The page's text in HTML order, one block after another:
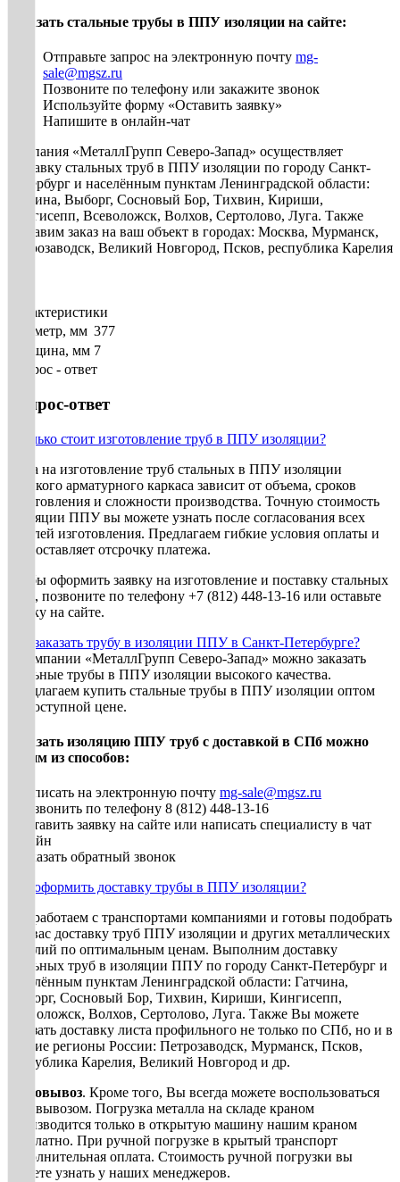
Заказать стальные трубы в ППУ изоляции на сайте:
Отправьте запрос на электронную почту mg-
sale@mgsz.ru
Позвоните по телефону или закажите звонок
Используйте форму «Оставить заявку»
Напишите в онлайн-чат
Компания «МеталлГрупп Северо-Запад» осуществляет
доставку стальных труб в ППУ изоляции по городу Санкт-
Петербург и населённым пунктам Ленинградской области:
Гатчина, Выборг, Сосновый Бор, Тихвин, Кириши,
Кингисепп, Всеволожск, Волхов, Сертолово, Луга. Также
доставим заказ на ваш объект в городах: Москва, Мурманск,
Петрозаводск, Великий Новгород, Псков, республика Карелия
Характеристики
Диаметр, мм 377
Толщина, мм 7
Вопрос - ответ
Вопрос-ответ
Сколько стоит изготовление труб в ППУ изоляции?
Цена на изготовление труб стальных в ППУ изоляции
плоского арматурного каркаса зависит от объема, сроков
изготовления и сложности производства. Точную стоимость
изоляции ППУ вы можете узнать после согласования всех
деталей изготовления. Предлагаем гибкие условия оплаты и
предоставляет отсрочку платежа.
Чтобы оформить заявку на изготовление и поставку стальных
труб, позвоните по телефону +7 (812) 448-13-16 или оставьте
заявку на сайте.
Как заказать трубу в изоляции ППУ в Санкт-Петербурге?
В компании «МеталлГрупп Северо-Запад» можно заказать
стальные трубы в ППУ изоляции высокого качества.
Предлагаем купить стальные трубы в ППУ изоляции оптом
по доступной цене.
Заказать изоляцию ППУ труб с доставкой в СПб можно
одним из способов:
• Написать на электронную почту mg-sale@mgsz.ru
• Позвонить по телефону 8 (812) 448-13-16
• Оставить заявку на сайте или написать специалисту в чат
онлайн
• Заказать обратный звонок
Как оформить доставку трубы в ППУ изоляции?
Мы работаем с транспортами компаниями и готовы подобрать
для вас доставку труб ППУ изоляции и других металлических
изделий по оптимальным ценам. Выполним доставку
стальных труб в изоляции ППУ по городу Санкт-Петербург и
населённым пунктам Ленинградской области: Гатчина,
Выборг, Сосновый Бор, Тихвин, Кириши, Кингисепп,
Всеволожск, Волхов, Сертолово, Луга. Также Вы можете
заказать доставку листа профильного не только по СПб, но и в
другие регионы России: Петрозаводск, Мурманск, Псков,
республика Карелия, Великий Новгород и др.
Самовывоз. Кроме того, Вы всегда можете воспользоваться
самовывозом. Погрузка металла на складе краном
производится только в открытую машину нашим краном
бесплатно. При ручной погрузке в крытый транспорт
дополнительная оплата. Стоимость ручной погрузки вы
можете узнать у наших менеджеров.